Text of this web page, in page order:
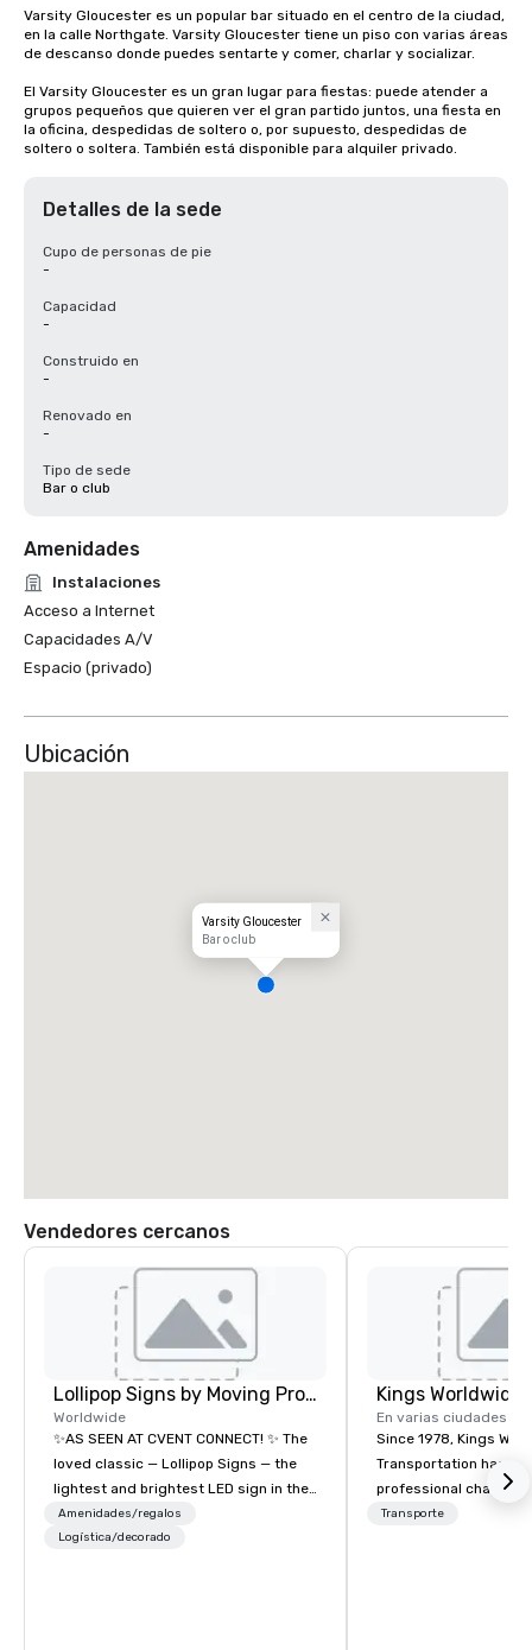
Varsity Gloucester es un popular bar situado en el centro de la ciudad,
en la calle Northgate. Varsity Gloucester tiene un piso con varias áreas
de descanso donde puedes sentarte y comer, charlar y socializar.
El Varsity Gloucester es un gran lugar para fiestas: puede atender a
grupos pequeños que quieren ver el gran partido juntos, una fiesta en
la oficina, despedidas de soltero o, por supuesto, despedidas de
soltero o soltera. También está disponible para alquiler privado.
Detalles de la sede
Cupo de personas de pie
-
Capacidad
-
Construido en
-
Renovado en
-
Tipo de sede
Bar o club
Amenidades
Instalaciones
Acceso a Internet
Capacidades A/V
Espacio (privado)
Ubicación
Varsity Gloucester
Bar o club
Vendedores cercanos
Lollipop Signs by Moving Products
Worldwide
✨AS SEEN AT CVENT CONNECT! ✨ The
loved classic — Lollipop Signs — the
lightest and brightest LED sign in the
world • Open Seats in Dark
Auditoriums • Brand Recognition • VIP
Amenidades/regalos
Logística/decorado
En varias ciudades
Since 1978, Kings
Transportation has
professional
transportation
Transporte